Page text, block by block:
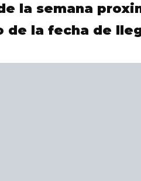
la semana
de la fecha de